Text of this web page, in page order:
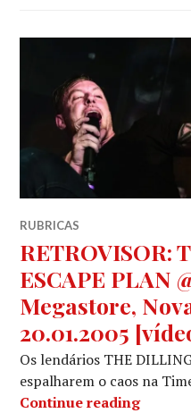
RUBRICAS
RETROVISOR:
ESCAPE PLAN
Megastore,
20.01.2005
Os lendários THE
espalharem o caos na
Continue reading